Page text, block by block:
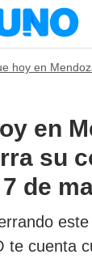
hoy en
en
su
de
te cuenta